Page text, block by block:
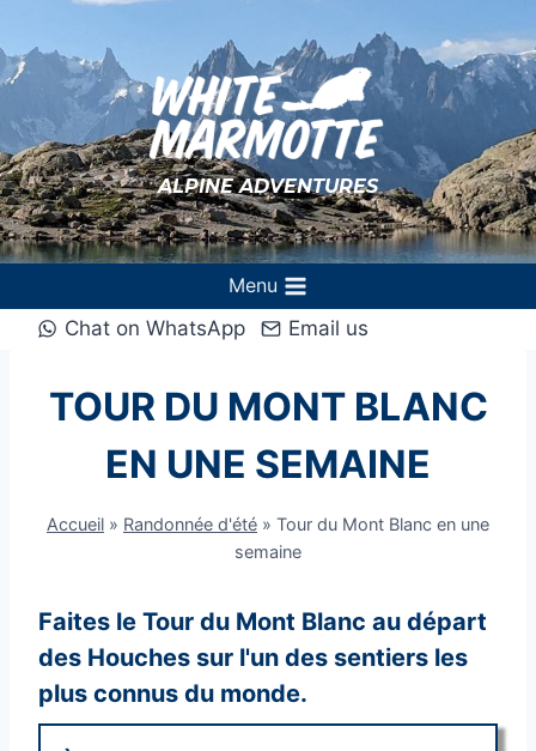
au
contenu
ALPINE ADVENTURES
Menu
Chat on WhatsApp
Email us
TOUR DU MONT BLANC
EN UNE SEMAINE
Accueil » Randonnée d'été » Tour du Mont Blanc en une
semaine
Faites le Tour du Mont Blanc au départ
des Houches sur l'un des sentiers les
plus connus du monde.